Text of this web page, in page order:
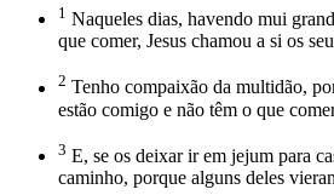
1 Naqueles dias, havendo mui
que comer, Jesus chamou a si os
2 Tenho compaixão da multidão,
estão comigo e não têm o que
3 E, se os deixar ir em jejum para
caminho, porque alguns deles